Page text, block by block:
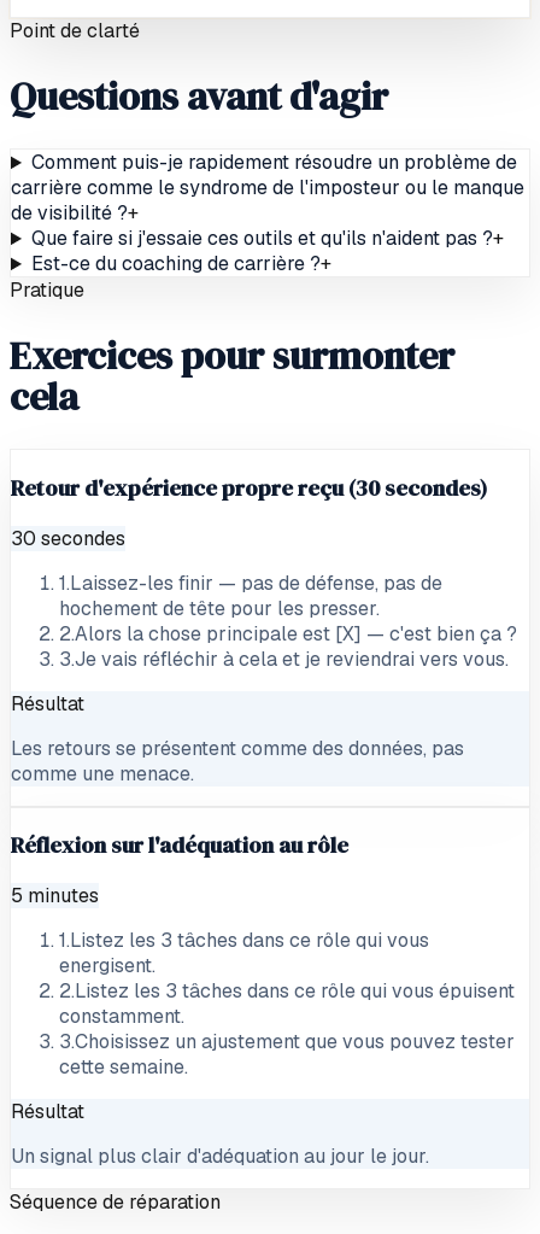
Point de clarté
Questions avant d'agir
Comment puis-je rapidement résoudre un problème de
carrière comme le syndrome de l'imposteur ou le manque
de visibilité ?+
Que faire si j'essaie ces outils et qu'ils n'aident pas ?+
Est-ce du coaching de carrière ?+
Pratique
Exercices pour surmonter
cela
Retour d'expérience propre reçu (30 secondes)
30 secondes
1.Laissez-les finir — pas de défense, pas de
hochement de tête pour les presser.
2.Alors la chose principale est [X] — c'est bien ça ?
3.Je vais réfléchir à cela et je reviendrai vers vous.
Résultat
Les retours se présentent comme des données, pas
comme une menace.
Réflexion sur l'adéquation au rôle
5 minutes
1.Listez les 3 tâches dans ce rôle qui vous
energisent.
2.Listez les 3 tâches dans ce rôle qui vous épuisent
constamment.
3.Choisissez un ajustement que vous pouvez tester
cette semaine.
Résultat
Un signal plus clair d'adéquation au jour le jour.
Séquence de réparation